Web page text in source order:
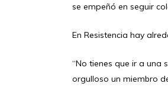
se empeñó en seguir
En Resistencia hay
“No tienes que ir a una
orgulloso un miembro